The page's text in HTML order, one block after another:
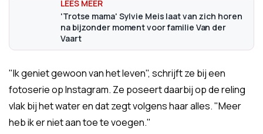
'Trotse mama' Sylvie Meis laat van zich horen
na bijzonder moment voor familie Van der
Vaart
"Ik geniet gewoon van het leven", schrijft ze bij een
fotoserie op Instagram. Ze poseert daarbij op de reling
vlak bij het water en dat zegt volgens haar alles. "Meer
heb ik er niet aan toe te voegen."